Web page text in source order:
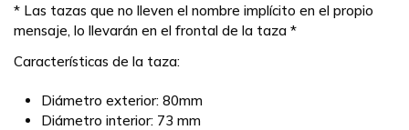
* Las tazas que no lleven el nombre implícito en el propio
mensaje, lo llevarán en el frontal de la taza *
Características de la taza:
Diámetro exterior: 80mm
Diámetro interior: 73 mm